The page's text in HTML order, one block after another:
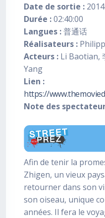
Date de sortie :
Durée :02:40:00
Langues :普通话
Réalisateurs :
Acteurs : Li Baotian,
Yang
Lien :
https://
Note des
Afin de tenir la
Zhigen, un vieux
retourner dans son
son oiseau, unique
années. Il fera le